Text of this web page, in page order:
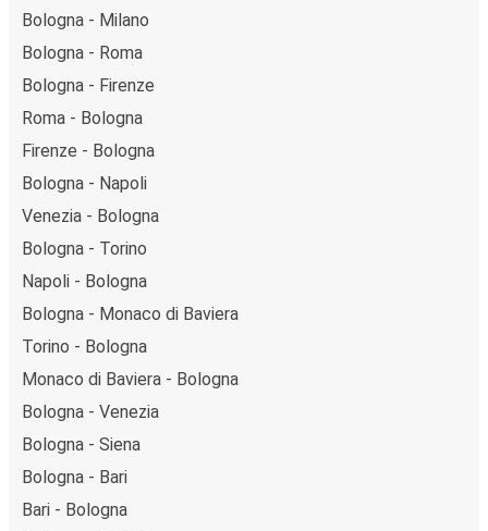
Bologna - Milano
Bologna - Roma
Bologna - Firenze
Roma - Bologna
Firenze - Bologna
Bologna - Napoli
Venezia - Bologna
Bologna - Torino
Napoli - Bologna
Bologna - Monaco di Baviera
Torino - Bologna
Monaco di Baviera - Bologna
Bologna - Venezia
Bologna - Siena
Bologna - Bari
Bari - Bologna